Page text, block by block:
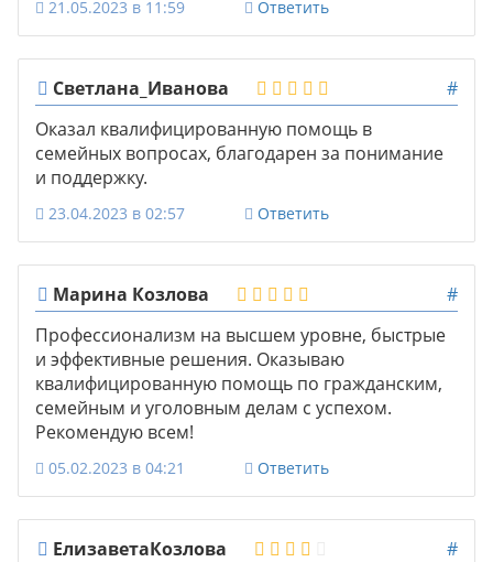
21.05.2023 в 11:59 Ответить
Светлана_Иванова
#
Оказал квалифицированную помощь в
семейных вопросах, благодарен за понимание
и поддержку.
23.04.2023 в 02:57 Ответить
Марина Козлова
#
Профессионализм на высшем уровне, быстрые
и эффективные решения. Оказываю
квалифицированную помощь по гражданским,
семейным и уголовным делам с успехом.
Рекомендую всем!
05.02.2023 в 04:21 Ответить
ЕлизаветаКозлова
#